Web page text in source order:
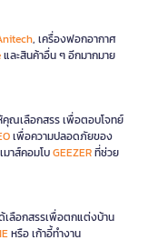
, เครื่องฟอกอากาศ
และสินค้าอื่น ๆ อีกมากมาย
ณเลือกสรร เพื่อตอบโจทย์
เพื่อความปลอดภัยของ
มาส์คอมโบGEEZERที่ช่วย
ลือกสรรเพื่อตกแต่งบ้าน
หรือ เก้าอี้ทำงาน